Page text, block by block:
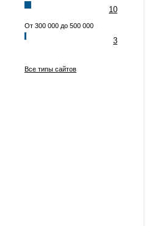
10
От 300 000 до 500 000
3
Все типы сайтов